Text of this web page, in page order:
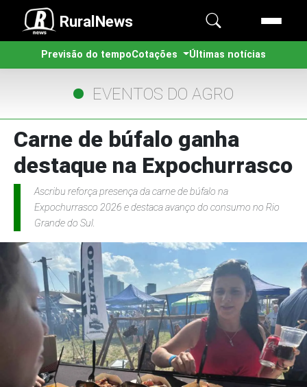
RuralNews
Previsão do tempoCotações Últimas notícias
EVENTOS DO AGRO
Carne de búfalo ganha
destaque na Expochurrasco
Ascribu reforça presença da carne de búfalo na
Expochurrasco 2026 e destaca avanço do consumo no Rio
Grande do Sul.